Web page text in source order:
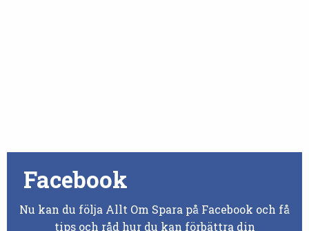
Facebook
Nu kan du följa Allt Om Spara på Facebook och få
tips och råd hur du kan förbättra din